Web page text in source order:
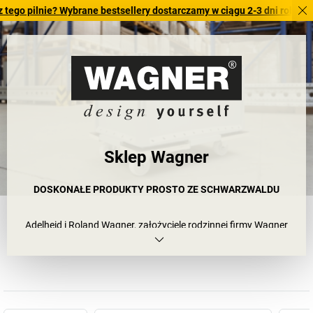
Wybrane bestsellery dostarczamy w ciągu 2-3 dni roboczych.
Sklep Wagner
DOSKONAŁE PRODUKTY PROSTO ZE SCHWARZWALDU
Adelheid i Roland Wagner, założyciele rodzinnej firmy Wagner
System GmbH, mieli genialny pomysł: projektować rzeczy, które
ułatwią codzienne życie i uczynią je piękniejszym, a jednocześnie